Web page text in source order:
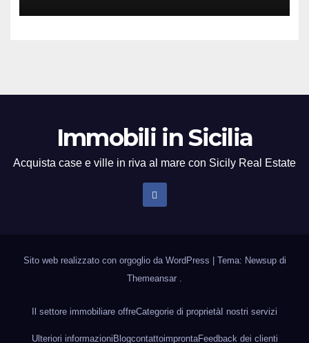
Immobili in Sicilia
Acquista case e ville in riva al mare con Sicily Real Estate
Sito web realizzato con orgoglio da WordPress |Tema: Newsup di
Themeansar
Il settore immobiliare offreCategorie di proprietàI nostri servizi
Ulteriori informazioni BlogcontattoimprontaFeedback dei clienti